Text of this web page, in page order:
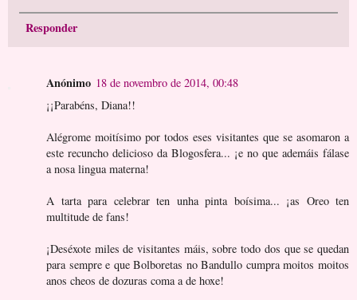
Responder
Anónimo 18 de novembro de 2014, 00:48
¡¡Parabéns, Diana!!
Alégrome moitísimo por todos eses visitantes que se asomaron a
este recuncho delicioso da Blogosfera... ¡e no que ademáis fálase
a nosa lingua materna!
A tarta para celebrar ten unha pinta boísima... ¡as Oreo ten
multitude de fans!
¡Deséxote miles de visitantes máis, sobre todo dos que se quedan
para sempre e que Bolboretas no Bandullo cumpra moitos moitos
anos cheos de dozuras coma a de hoxe!